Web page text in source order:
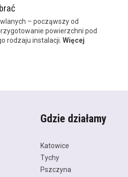
– począwszy od
powierzchni pod
rodzaju instalacji. Więcej
Gdzie działamy
Katowice
Tychy
Pszczyna